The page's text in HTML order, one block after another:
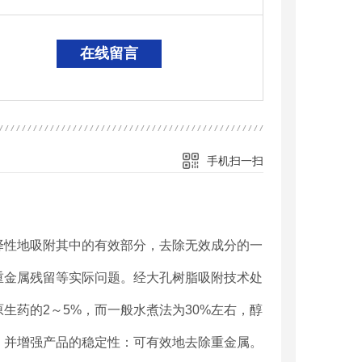
在线留言
手机扫一扫
地吸附其中的有效部分，去除无效成分的一
属残留等实际问题。经大孔树脂吸附技术处
药的2～5%，而一般水煮法为30%左右，醇
增强产品的稳定性：可有效地去除重金属。